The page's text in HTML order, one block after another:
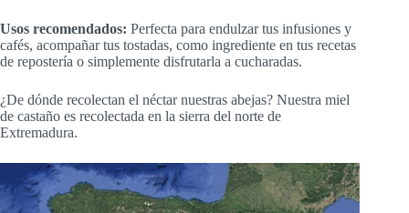
Usos recomendados: Perfecta para endulzar tus infusiones y
cafés, acompañar tus tostadas, como ingrediente en tus recetas
de repostería o simplemente disfrutarla a cucharadas.
¿De dónde recolectan el néctar nuestras abejas? Nuestra miel
de castaño es recolectada en la sierra del norte de
Extremadura.